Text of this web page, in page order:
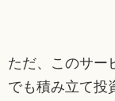
ただ、このサー
でも積み立て投